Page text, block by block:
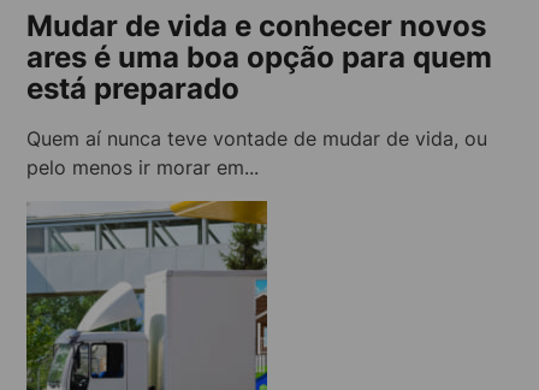
Mudar de vida e conhecer novos
ares é uma boa opção para quem
está preparado
Quem aí nunca teve vontade de mudar de vida, ou
pelo menos ir morar em...